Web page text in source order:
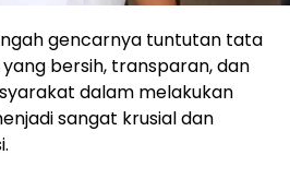
gencarnya tuntutan tata
bersih, transparan, dan
dalam melakukan
sangat krusial dan